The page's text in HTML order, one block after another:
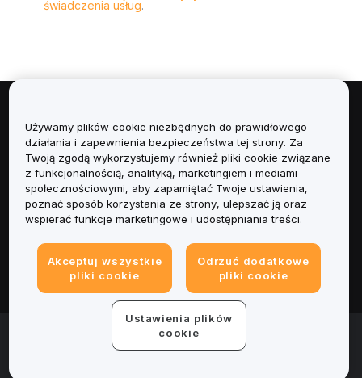
świadczenia usług.
Informacje
Usługi
Obsługa Klienta
Informacje prawne
© 2025-2026 Bybit.eu. Wszystkie prawa zastrzeżone.
Używamy plików cookie niezbędnych do prawidłowego
działania i zapewnienia bezpieczeństwa tej strony. Za
Twoją zgodą wykorzystujemy również pliki cookie związane
z funkcjonalnością, analityką, marketingiem i mediami
społecznościowymi, aby zapamiętać Twoje ustawienia,
poznać sposób korzystania ze strony, ulepszać ją oraz
wspierać funkcje marketingowe i udostępniania treści.
Akceptuj wszystkie
pliki cookie
Odrzuć dodatkowe
pliki cookie
Ustawienia plików
cookie